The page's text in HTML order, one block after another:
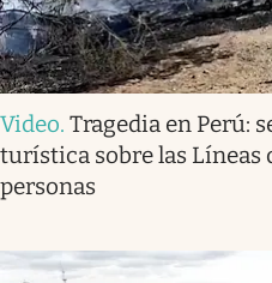
Video. Tragedia en Perú:
turística sobre las Líneas
personas